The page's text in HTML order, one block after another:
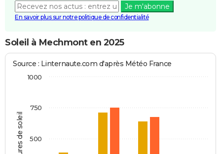
Je m'abonne
En savoir plus sur notre politique de confidentialité
Soleil à Mechmont en 2025
Heures de soleil
Source : Linternaute.com d'après Météo France
500
750
1000